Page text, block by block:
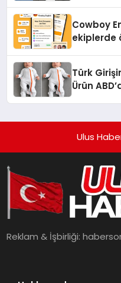
Cowboy
ekiplerde
Türk
Ürün
Ulus
Reklam & İşbirliği: